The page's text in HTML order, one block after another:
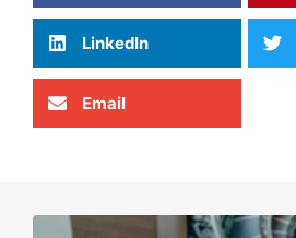
LinkedIn
Email